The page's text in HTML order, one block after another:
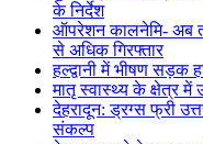
के निर्देश
ऑपरेशन कालनेमि- अब
से अधिक गिरफ्तार
हल्द्वानी में भीषण सड़क
मातृ स्वास्थ्य के क्षेत्र में
देहरादून: ड्रग्स फ्री
संकल्प